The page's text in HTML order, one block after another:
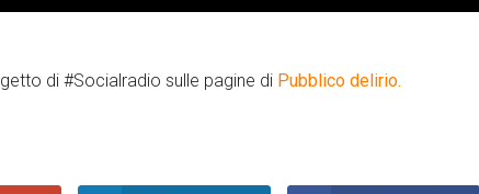
di #Socialradio sulle pagine di Pubblico delirio.